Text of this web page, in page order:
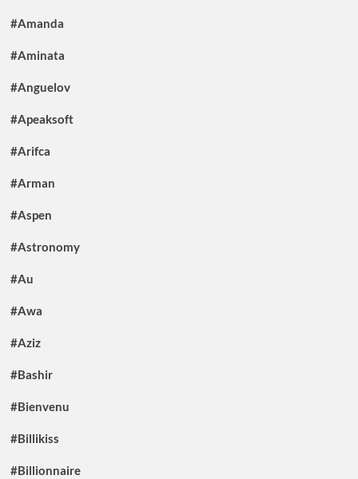
#Amanda
#Aminata
#Anguelov
#Apeaksoft
#Arifca
#Arman
#Aspen
#Astronomy
#Au
#Awa
#Aziz
#Bashir
#Bienvenu
#Billikiss
#Billionnaire